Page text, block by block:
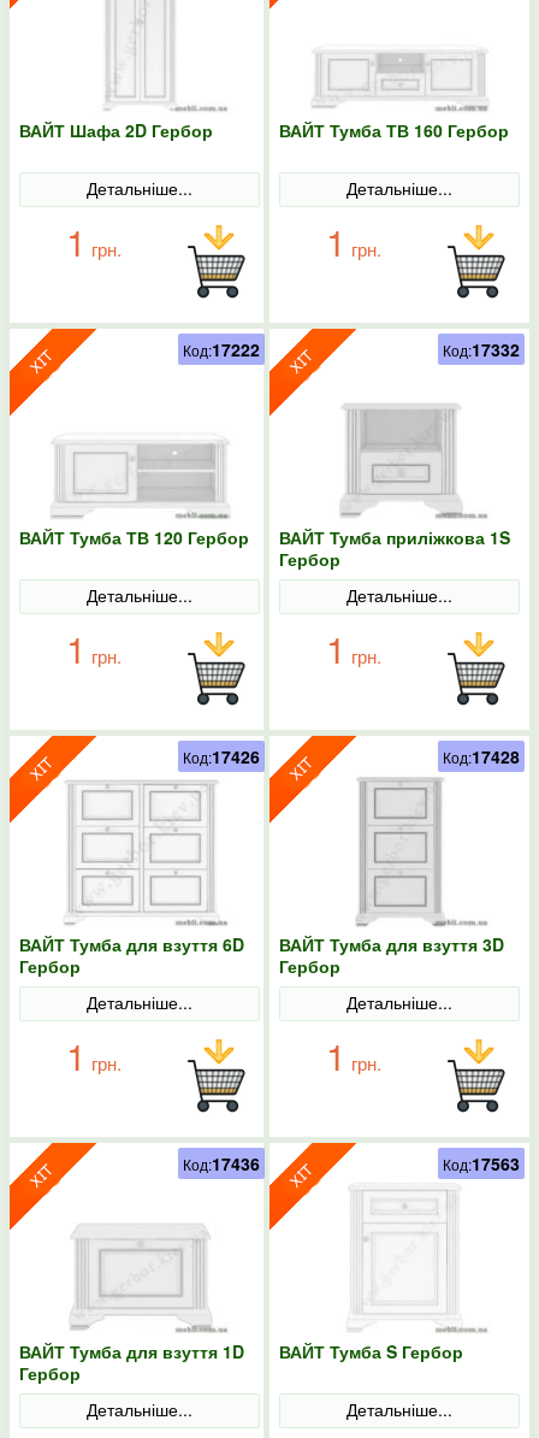
ВАЙТ Шафа 2D Гербор
Детальніше...
1 грн.
ВАЙТ Тумба ТВ 160 Гербор
Детальніше...
1 грн.
ВАЙТ Тумба ТВ 120 Гербор
Детальніше...
1 грн.
Код:17222
ВАЙТ Тумба приліжкова 1S
Гербор
Детальніше...
1 грн.
Код:17332
ВАЙТ Тумба для взуття 6D
Гербор
Детальніше...
1 грн.
Код:17426
ВАЙТ Тумба для взуття 3D
Гербор
Детальніше...
1 грн.
Код:17428
ВАЙТ Тумба для взуття 1D
Гербор
Детальніше...
Код:17436
ВАЙТ Тумба S Гербор
Детальніше...
Код:17563